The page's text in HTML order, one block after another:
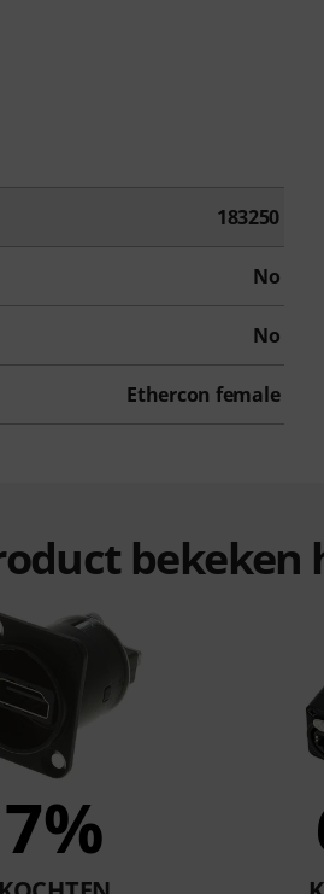
183250
No
No
Ethercon female
bekeken
7%